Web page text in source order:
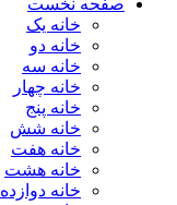
صفحه نخست
خانه یک
خانه دو
خانه سه
خانه چهار
خانه پنج
خانه شش
خانه هفت
خانه هشت
خانه دوازده